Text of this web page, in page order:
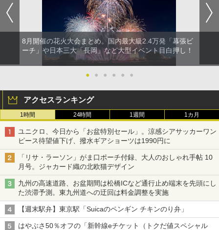
8月開催の花火大会まとめ。国内最大級2.4万発「幕張ビ
ーチ」や日本三大「長岡」など大型イベント目白押し！
● ● ● ● ● ●
アクセスランキング
1時間 24時間 1週間 1カ月
ユニクロ、今日から「お盆特別セール」。涼感シアサッカーワン
ピース待望値下げ、撥水ギアショーツは1990円に
「リサ・ラーソン」がま口ポーチ付録、大人のおしゃれ手帖 10
月号。ジャカード織の北欧猫デザイン
九州の高速道路、お盆期間は松橋ICなど通行止め端末を先頭にし
た渋滞予測。東九州道への迂回は料金調整を実施
【週末駅弁】東京駅「Suicaのペンギン チキンのり弁」
はやぶさ50％オフの「新幹線eチケット（トクだ値スペシャル